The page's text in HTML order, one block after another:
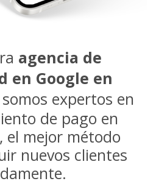
agencia de
en Google en
somos expertos en
de pago en
el mejor método
nuevos clientes